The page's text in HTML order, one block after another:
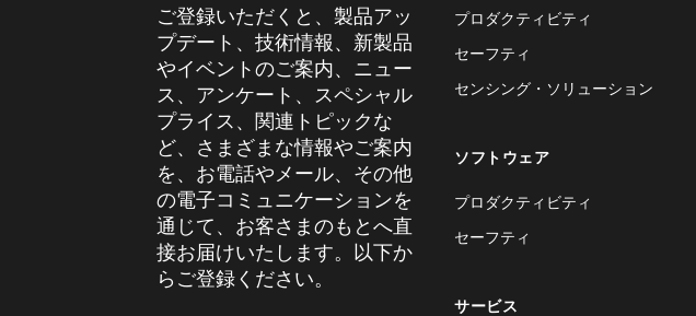
ご登録いただくと、製品アッ
プデート、技術情報、新製品
やイベントのご案内、ニュー
ス、アンケート、スペシャル
プライス、関連トピックな
ど、さまざまな情報やご案内
を、お電話やメール、その他
の電子コミュニケーションを
通じて、お客さまのもとへ直
接お届けいたします。以下か
らご登録ください。
プロダクティビティ
セーフティ
センシング・ソリューション
ソフトウェア
プロダクティビティ
セーフティ
サービス